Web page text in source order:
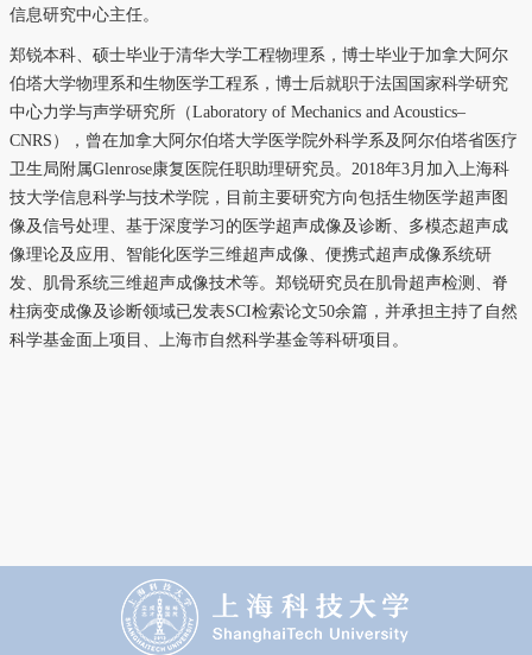
信息研究中心主任。
郑锐本科、硕士毕业于清华大学工程物理系，博士毕业于加拿大阿尔
伯塔大学物理系和生物医学工程系，博士后就职于法国国家科学研究
中心力学与声学研究所（Laboratory of Mechanics and Acoustics–
CNRS ），曾在加拿大阿尔伯塔大学医学院外科学系及阿尔伯塔省医疗
卫生局附属Glenrose康复医院任职助理研究员。 2018年3 月加入上海科
技大学信息科学与技术学院，目前主要研究方向包括生物医学超声图
像及信号处理、基于深度学习的医学超声成像及诊断、多模态超声成
像理论及应用、智能化医学三维超声成像、便携式超声成像系统研
发、肌骨系统三维超声成像技术等。郑锐研究员在肌骨超声检测、脊
柱病变成像及诊断领域已发表SCI检索论文50余篇，并承担主持了自然
科学基金面上项目、上海市自然科学基金等科研项目。